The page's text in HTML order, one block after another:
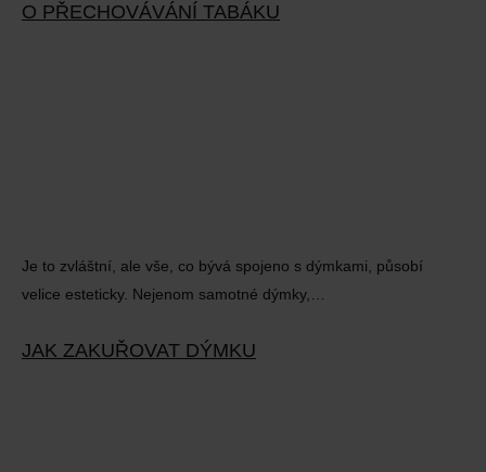
O PŘECHOVÁVÁNÍ TABÁKU
Je to zvláštní, ale vše, co bývá spojeno s dýmkami, působí
velice esteticky. Nejenom samotné dýmky,…
JAK ZAKUŘOVAT DÝMKU